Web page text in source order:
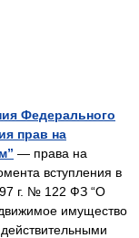
Федерального
прав на
— права на
вступления в
г. № 122 ФЗ “О
имущество